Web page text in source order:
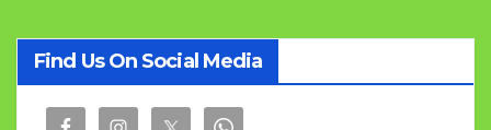
Find Us On Social Media